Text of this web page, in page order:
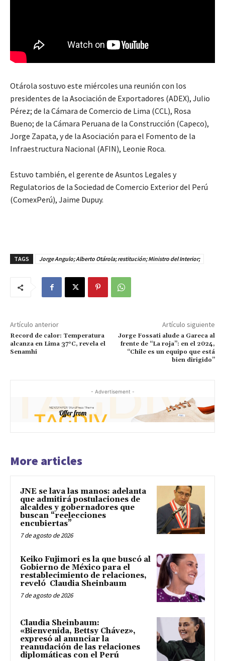
Otárola sostuvo este miércoles una reunión con los
presidentes de la Asociación de Exportadores (ADEX), Julio
Pérez; de la Cámara de Comercio de Lima (CCL), Rosa
Bueno; de la Cámara Peruana de la Construcción (Capeco),
Jorge Zapata, y de la Asociación para el Fomento de la
Infraestructura Nacional (AFIN), Leonie Roca.
Estuvo también, el gerente de Asuntos Legales y
Regulatorios de la Sociedad de Comercio Exterior del Perú
(ComexPerú), Jaime Dupuy.
TAGS Jorge Angulo; Alberto Otárola; restitución; Ministro del Interior;
Artículo anterior
Record de calor: Temperatura
alcanza en Lima 37°C, revela el
Senamhi
Artículo siguiente
Jorge Fossati alude a Gareca al
frente de “La roja”: en el 2024,
“Chile es un equipo que está
bien dirigido”
- Advertisement -
More articles
JNE se lava las manos: adelanta
que admitirá postulaciones de
alcaldes y gobernadores que
buscan “reelecciones
encubiertas”
7 de agosto de 2026
Keiko Fujimori es la que buscó al
Gobierno de México para el
restablecimiento de relaciones,
reveló Claudia Sheinbaum
7 de agosto de 2026
Claudia Sheinbaum:
«Bienvenida, Bettsy Chávez»,
expresó al anunciar la
reanudación de las relaciones
diplomáticas con el Perú